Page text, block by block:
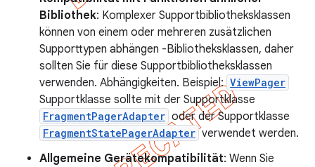
Bibliothek: Komplexer Supportbibliotheksklassen
können von einem oder mehreren zusätzlichen
Supporttypen abhängen -Bibliotheksklassen, daher
sollten Sie für diese Supportbibliotheksklassen
verwenden. Abhängigkeiten. Beispiel: ViewPager
Supportklasse sollte mit der Supportklasse
FragmentPagerAdapter oder der Supportklasse
FragmentStatePagerAdapter verwendet werden.
Allgemeine Gerätekompatibilität: Wenn Sie